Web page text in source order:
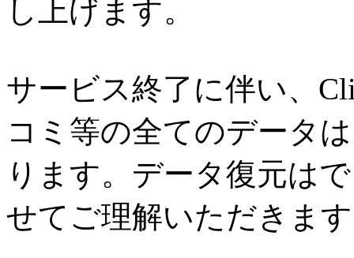
し上げます。
サービス終了に伴い、
コミ等の全てのデータ
ります。データ復元は
せてご理解いただきま